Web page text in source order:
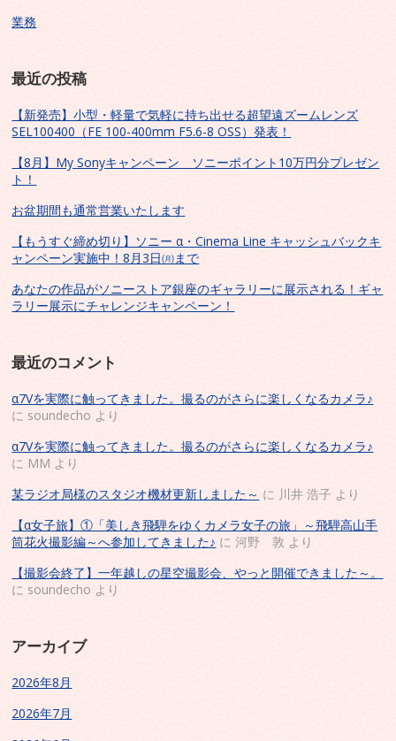
業務
最近の投稿
【新発売】小型・軽量で気軽に持ち出せる超望遠ズームレンズ
SEL100400（FE 100-400mm F5.6-8 OSS）発表！
【8月】My Sonyキャンペーン ソニーポイント10万円分プレゼン
ト！
お盆期間も通常営業いたします
【もうすぐ締め切り】ソニー α・Cinema Line キャッシュバックキ
ャンペーン実施中！8月3日㈪まで
あなたの作品がソニーストア銀座のギャラリーに展示される！ギャ
ラリー展示にチャレンジキャンペーン！
最近のコメント
α7Vを実際に触ってきました。撮るのがさらに楽しくなるカメラ♪
に soundecho より
α7Vを実際に触ってきました。撮るのがさらに楽しくなるカメラ♪
に MM より
某ラジオ局様のスタジオ機材更新しました～ に 川井 浩子 より
【α女子旅】①「美しき飛騨をゆくカメラ女子の旅」～飛騨高山手
筒花火撮影編～へ参加してきました♪ に河野 敦 より
【撮影会終了】一年越しの星空撮影会、やっと開催できました～。
に soundecho より
アーカイブ
2026年8月
2026年7月